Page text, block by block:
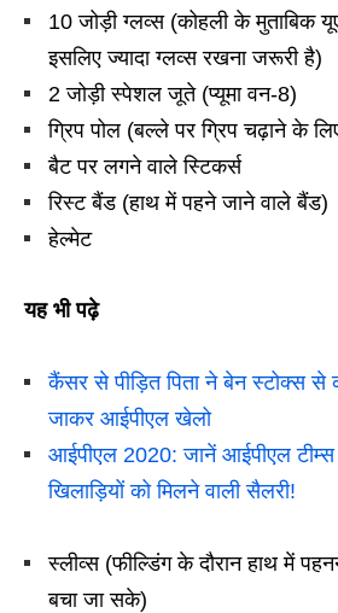
10 जोड़ी ग्लव्स (कोहली के मुताबिक
इसलिए ज्यादा ग्लव्स रखना जरूरी है)
2 जोड़ी स्पेशल जूते (प्यूमा वन-8)
ग्रिप पोल (बल्ले पर ग्रिप चढ़ाने के
बैट पर लगने वाले स्टिकर्स
रिस्ट बैंड (हाथ में पहने जाने वाले बैंड)
हेल्मेट
यह भी पढ़े
कैंसर से पीड़ित पिता ने बेन स्टोक्स से
जाकर आईपीएल खेलो
आईपीएल 2020: जानें आईपीएल टीम्स
खिलाड़ियों को मिलने वाली सैलरी!
स्लीव्स (फील्डिंग के दौरान हाथ में
बचा जा सके)